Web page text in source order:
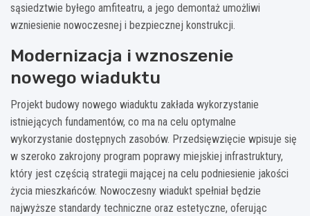
sąsiedztwie byłego amfiteatru, a jego demontaż umożliwi
wzniesienie nowoczesnej i bezpiecznej konstrukcji.
Modernizacja i wznoszenie
nowego wiaduktu
Projekt budowy nowego wiaduktu zakłada wykorzystanie
istniejących fundamentów, co ma na celu optymalne
wykorzystanie dostępnych zasobów. Przedsięwzięcie wpisuje się
w szeroko zakrojony program poprawy miejskiej infrastruktury,
który jest częścią strategii mającej na celu podniesienie jakości
życia mieszkańców. Nowoczesny wiadukt spełniał będzie
najwyższe standardy techniczne oraz estetyczne, oferując